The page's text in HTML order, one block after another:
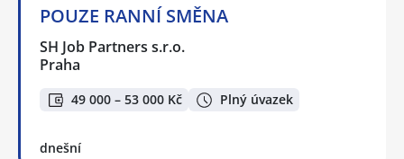
POUZE RANNÍ SMĚNA
SH Job Partners s.r.o.
Praha
49 000 – 53 000 Kč Plný úvazek
dnešní